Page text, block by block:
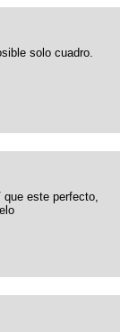
solo cuadro.
este perfecto,